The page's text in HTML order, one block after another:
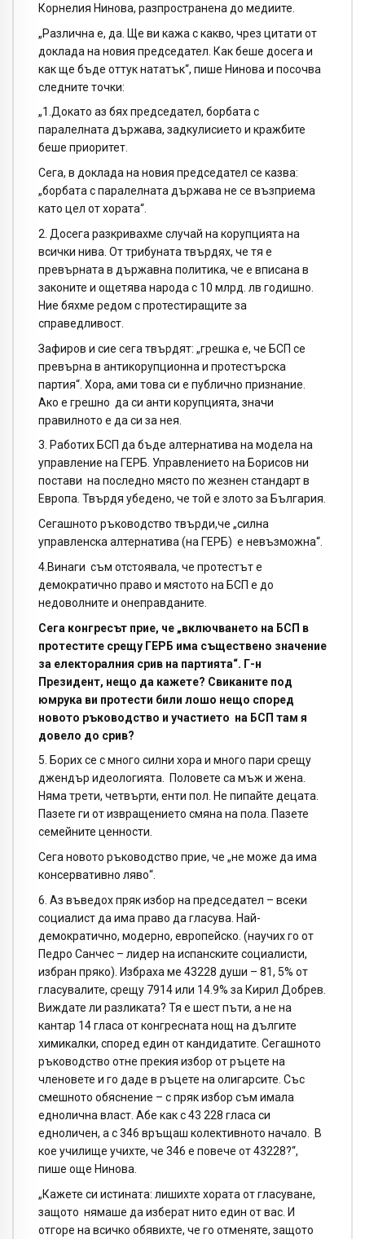
Корнелия Нинова, разпространена до медиите.
„Различна е, да. Ще ви кажа с какво, чрез цитати от
доклада на новия председател. Как беше досега и
как ще бъде оттук нататък“, пише Нинова и посочва
следните точки:
„1.Докато аз бях председател, борбата с
паралелната държава, задкулисието и кражбите
беше приоритет.
Сега, в доклада на новия председател се казва:
„борбата с паралелната държава не се възприема
като цел от хората“.
2. Досега разкривахме случай на корупцията на
всички нива. От трибуната твърдях, че тя е
превърната в държавна политика, че е вписана в
законите и ощетява народа с 10 млрд. лв годишно.
Ние бяхме редом с протестиращите за
справедливост.
Зафиров и сие сега твърдят: „грешка е, че БСП се
превърна в антикорупционна и протестърска
партия“. Хора, ами това си е публично признание.
Ако е грешно да си анти корупцията, значи
правилното е да си за нея.
3. Работих БСП да бъде алтернатива на модела на
управление на ГЕРБ. Управлението на Борисов ни
постави на последно място по жезнен стандарт в
Европа. Твърдя убедено, че той е злото за България.
Сегашното ръководство твърди,че „силна
управленска алтернатива (на ГЕРБ) е невъзможна“.
4.Винаги съм отстоявала, че протестът е
демократично право и мястото на БСП е до
недоволните и онеправданите.
Сега конгресът прие, че „включването на БСП в
протестите срещу ГЕРБ има съществено значение
за електоралния срив на партията“. Г-н
Президент, нещо да кажете? Свиканите под
юмрука ви протести били лошо нещо според
новото ръководство и участието на БСП там я
довело до срив?
5. Борих се с много силни хора и много пари срещу
джендър идеологията. Половете са мъж и жена.
Няма трети, четвърти, енти пол. Не пипайте децата.
Пазете ги от извращението смяна на пола. Пазете
семейните ценности.
Сега новото ръководство прие, че „не може да има
консервативно ляво“.
6. Аз въведох пряк избор на председател – всеки
социалист да има право да гласува. Най-
демократично, модерно, европейско. (научих го от
Педро Санчес – лидер на испанските социалисти,
избран пряко). Избраха ме 43228 души – 81, 5% от
гласувалите, срещу 7914 или 14.9% за Кирил Добрев.
Виждате ли разликата? Тя е шест пъти, а не на
кантар 14 гласа от конгресната нощ на дългите
химикалки, според един от кандидатите. Сегашното
ръководство отне прекия избор от ръцете на
членовете и го даде в ръцете на олигарсите. Със
смешното обяснение – с пряк избор съм имала
еднолична власт. Абе как с 43 228 гласа си
едноличен, а с 346 връщаш колективното начало. В
кое училище учихте, че 346 е повече от 43228?“,
пише още Нинова.
„Кажете си истината: лишихте хората от гласуване,
защото нямаше да изберат нито един от вас. И
отгоре на всичко обявихте, че го отменяте, защото